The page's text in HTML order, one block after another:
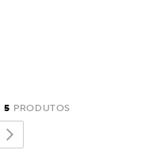
5 PRODUTOS